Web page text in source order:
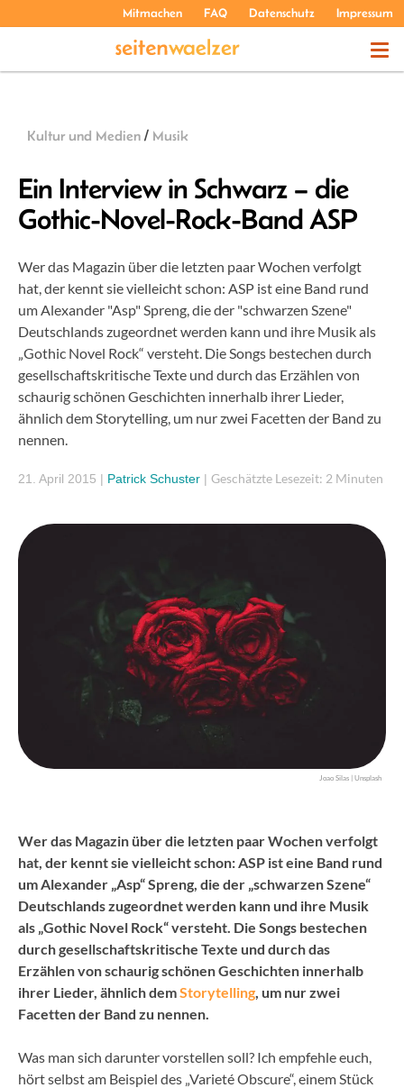
Mitmachen FAQ Datenschutz Impressum
ÜBER UNS
Kultur und Medien / Musik
Ein Interview in Schwarz – die
Gothic-Novel-Rock-Band ASP
Wer das Magazin über die letzten paar Wochen verfolgt
hat, der kennt sie vielleicht schon: ASP ist eine Band rund
um Alexander "Asp" Spreng, die der "schwarzen Szene"
Deutschlands zugeordnet werden kann und ihre Musik als
„Gothic Novel Rock“ versteht. Die Songs bestechen durch
gesellschaftskritische Texte und durch das Erzählen von
schaurig schönen Geschichten innerhalb ihrer Lieder,
ähnlich dem Storytelling, um nur zwei Facetten der Band zu
nennen.
21. April 2015 | Patrick Schuster | Geschätzte Lesezeit: 2 Minuten
Joao Silas | Unsplash
Wer das Magazin über die letzten paar Wochen verfolgt
hat, der kennt sie vielleicht schon: ASP ist eine Band rund
um Alexander „Asp“ Spreng, die der „schwarzen Szene“
Deutschlands zugeordnet werden kann und ihre Musik
als „Gothic Novel Rock“ versteht. Die Songs bestechen
durch gesellschaftskritische Texte und durch das
Erzählen von schaurig schönen Geschichten innerhalb
ihrer Lieder, ähnlich demStorytelling, um nur zwei
Facetten der Band zu nennen.
Was man sich darunter vorstellen soll? Ich empfehle euch,
hört selbst am Beispiel des „Varieté Obscure“, einem Stück